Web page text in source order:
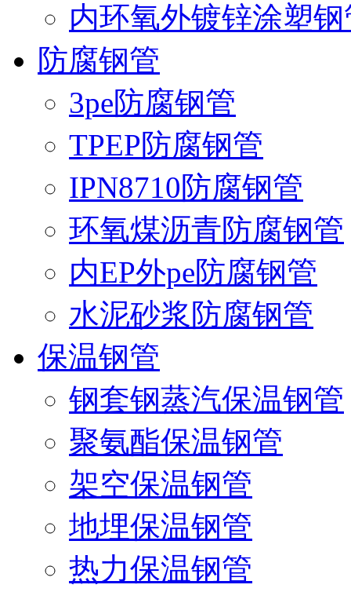
内环氧外镀锌涂塑钢
防腐钢管
3pe防腐钢管
TPEP防腐钢管
IPN8710防腐钢管
环氧煤沥青防腐钢管
内EP外pe防腐钢管
水泥砂浆防腐钢管
保温钢管
钢套钢蒸汽保温钢管
聚氨酯保温钢管
架空保温钢管
地埋保温钢管
热力保温钢管